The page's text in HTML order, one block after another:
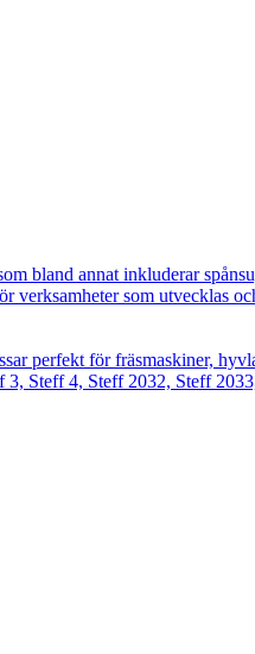
bland annat inkluderar
som utvecklas
perfekt för fräsmaskiner,
Steff 4, Steff 2032, Steff